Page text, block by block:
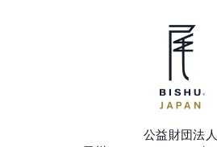
公益財団法人